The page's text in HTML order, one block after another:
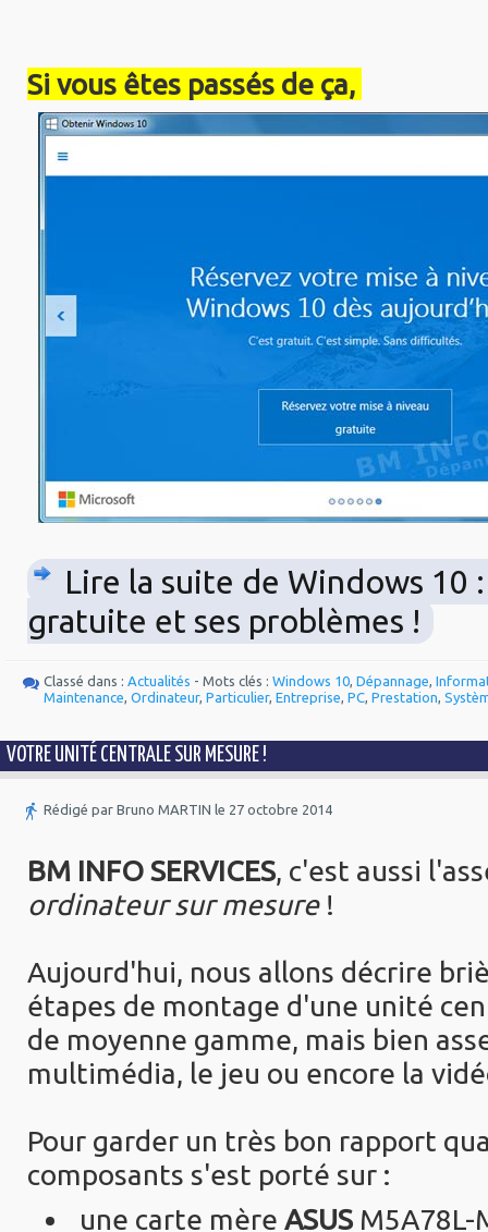
Si vous êtes passés de ça,
Lire la suite de Windows 10
gratuite et ses problèmes !
Classé dans : Actualités - Mots clés : Windows 10, Dépannage,
Maintenance, Ordinateur, Particulier, Entreprise, PC, Prestation,
VOTRE UNITÉ CENTRALE SUR MESURE !
Rédigé par Bruno MARTIN le 27 octobre 2014
BM INFO SERVICES, c'est aussi
ordinateur sur mesure!
Aujourd'hui, nous allons décrire
étapes de montage d'une unité
de moyenne gamme, mais bien
multimédia, le jeu ou encore la
Pour garder un très bon rapport
composants s'est porté sur :
une carte mère ASUS M5A78L-